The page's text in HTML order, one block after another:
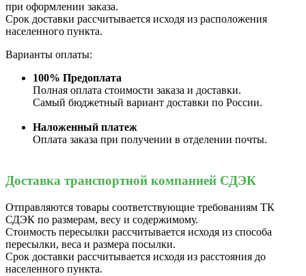
при оформлении заказа.
Срок доставки рассчитывается исходя из расположения
населенного пункта.
Варианты оплаты:
100% Предоплата
Полная оплата стоимости заказа и доставки.
Самый бюджетный вариант доставки по России.
Наложенный платеж
Оплата заказа при получении в отделении почты.
Доставка транспортной компанией СДЭК
Отправляются товары соответствующие требованиям ТК
СДЭК по размерам, весу и содержимому.
Стоимость пересылки рассчитывается исходя из способа
пересылки, веса и размера посылки.
Срок доставки рассчитывается исходя из расстояния до
населенного пункта.